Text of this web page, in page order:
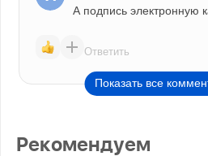
А подпись электронную
Ответить
Показать все
Рекомендуем